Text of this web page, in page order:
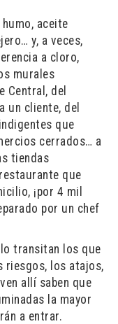
aceite
y, a veces,
a cloro,
murales
Central, del
un cliente, del
que
cerrados… a
tiendas
que
¡por 4 mil
por un chef
transitan los que
riesgos, los atajos,
allí saben que
la mayor
a entrar.